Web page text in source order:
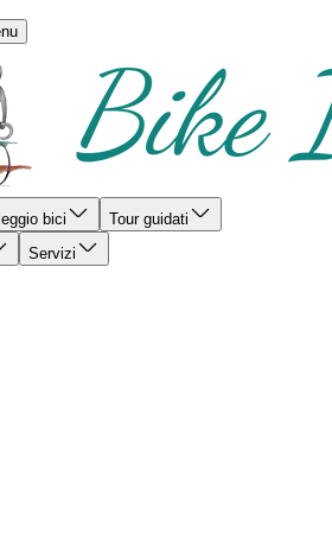
bici
Tour guidati
Servizi